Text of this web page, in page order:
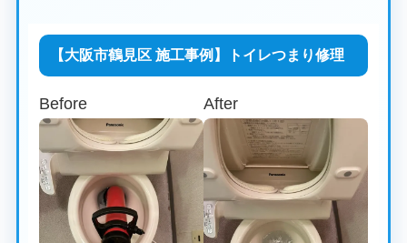
【大阪市鶴見区 施工事例】トイレつまり修理
Before After